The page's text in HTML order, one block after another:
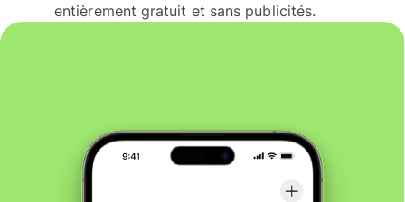
entièrement gratuit et sans publicités.